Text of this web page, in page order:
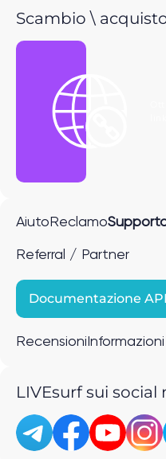
Scambio \
Aiuto Reclamo
Referral / Partner
Documentazione API
Recensioni
LIVEsurf sui